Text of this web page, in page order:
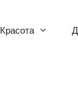
Красота